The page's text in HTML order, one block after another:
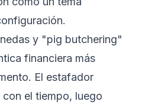
y "pig butchering"
financiera más
El estafador
el tiempo, luego